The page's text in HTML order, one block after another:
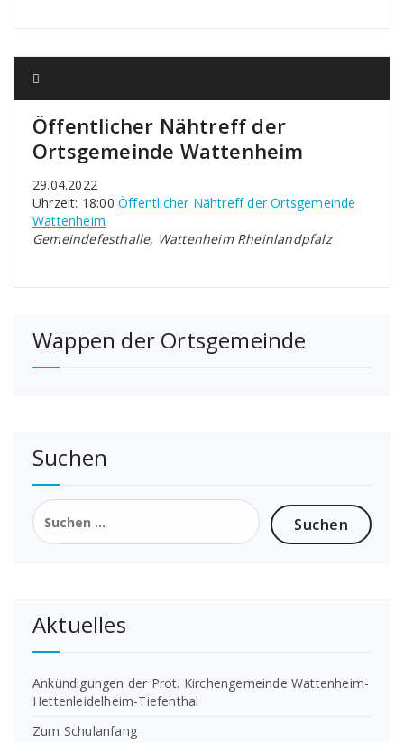
Öffentlicher Nähtreff der
Ortsgemeinde Wattenheim
29.04.2022
Uhrzeit: 18:00 Öffentlicher Nähtreff der Ortsgemeinde
Wattenheim
Gemeindefesthalle, Wattenheim Rheinlandpfalz
Wappen der Ortsgemeinde
Suchen
Suchen
nach:
Aktuelles
Ankündigungen der Prot. Kirchengemeinde Wattenheim-
Hettenleidelheim-Tiefenthal
Zum Schulanfang